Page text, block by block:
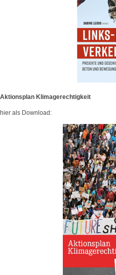
Aktionsplan Klimagerechtigkeit
hier als Download: